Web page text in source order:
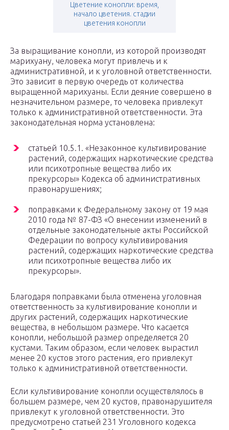
Цветение конопли: время,
начало цветения. стадии
цветения конопли
За выращивание конопли, из которой производят
марихуану, человека могут привлечь и к
административной, и к уголовной ответственности.
Это зависит в первую очередь от количества
выращенной марихуаны. Если деяние совершено в
незначительном размере, то человека привлекут
только к административной ответственности. Эта
законодательная норма установлена:
статьей 10.5.1. «Незаконное культивирование
растений, содержащих наркотические средства
или психотропные вещества либо их
прекурсоры» Кодекса об административных
правонарушениях;
поправками к Федеральному закону от 19 мая
2010 года № 87-ФЗ «О внесении изменений в
отдельные законодательные акты Российской
Федерации по вопросу культивирования
растений, содержащих наркотические средства
или психотропные вещества либо их
прекурсоры».
Благодаря поправками была отменена уголовная
ответственность за культивирование конопли и
других растений, содержащих наркотические
вещества, в небольшом размере. Что касается
конопли, небольшой размер определяется 20
кустами. Таким образом, если человек вырастил
менее 20 кустов этого растения, его привлекут
только к административной ответственности.
Если культивирование конопли осуществлялось в
большем размере, чем 20 кустов, правонарушителя
привлекут к уголовной ответственности. Это
предусмотрено статьей 231 Уголовного кодекса